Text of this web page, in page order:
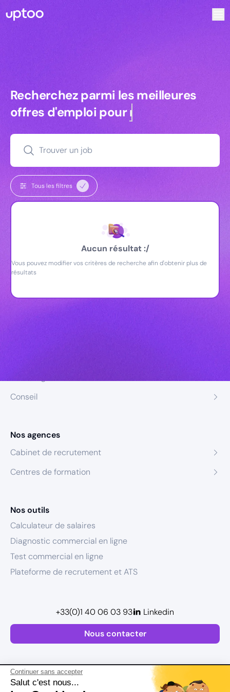
Continuer sans accepter
Salut c'est nous...
Recherchez parmi les meilleures
Recherchez parmi les meilleures
offres d'emploi pourcommerciaux
Trouver un job
Tous les filtres
Aucun résultat :/
Vous pouvez modifier vos critères de recherche afin d'obtenir plus de
résultats
Conseil
Nos agences
Cabinet de recrutement
Centres de formation
Nos outils
Calculateur de salaires
Diagnostic commercial en ligne
Test commercial en ligne
Plateforme de recrutement et ATS
Nous contacter
+33(0)1 40 06 03 93 Linkedin